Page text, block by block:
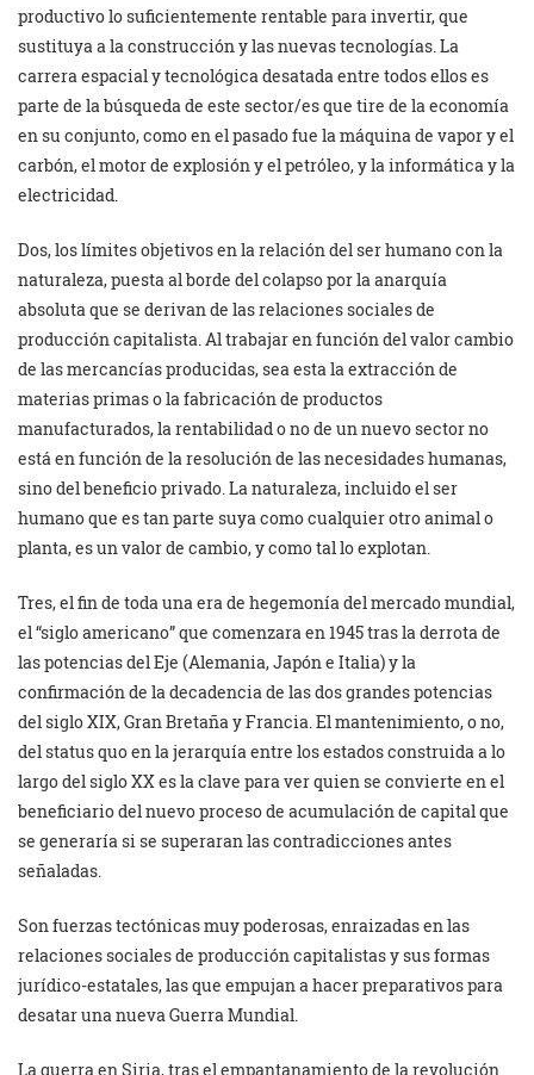
productivo lo suficientemente rentable para invertir, que
sustituya a la construcción y las nuevas tecnologías. La
carrera espacial y tecnológica desatada entre todos ellos es
parte de la búsqueda de este sector/es que tire de la economía
en su conjunto, como en el pasado fue la máquina de vapor y el
carbón, el motor de explosión y el petróleo, y la informática y la
electricidad.
Dos, los límites objetivos en la relación del ser humano con la
naturaleza, puesta al borde del colapso por la anarquía
absoluta que se derivan de las relaciones sociales de
producción capitalista. Al trabajar en función del valor cambio
de las mercancías producidas, sea esta la extracción de
materias primas o la fabricación de productos
manufacturados, la rentabilidad o no de un nuevo sector no
está en función de la resolución de las necesidades humanas,
sino del beneficio privado. La naturaleza, incluido el ser
humano que es tan parte suya como cualquier otro animal o
planta, es un valor de cambio, y como tal lo explotan.
Tres, el fin de toda una era de hegemonía del mercado mundial,
el “siglo americano” que comenzara en 1945 tras la derrota de
las potencias del Eje (Alemania, Japón e Italia) y la
confirmación de la decadencia de las dos grandes potencias
del siglo XIX, Gran Bretaña y Francia. El mantenimiento, o no,
del status quo en la jerarquía entre los estados construida a lo
largo del siglo XX es la clave para ver quien se convierte en el
beneficiario del nuevo proceso de acumulación de capital que
se generaría si se superaran las contradicciones antes
señaladas.
Son fuerzas tectónicas muy poderosas, enraizadas en las
relaciones sociales de producción capitalistas y sus formas
jurídico-estatales, las que empujan a hacer preparativos para
desatar una nueva Guerra Mundial.
La guerra en Siria, tras el empantanamiento de la revolución